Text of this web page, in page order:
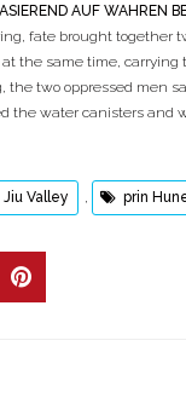
AUF WAHREN
fate brought together
the same time,
the two oppressed men
the water canisters
Jiu Valley prin